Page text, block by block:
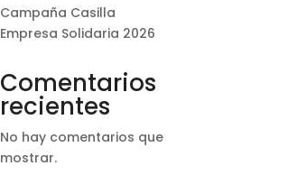
Campaña Casilla
Empresa Solidaria 2026
Comentarios
recientes
No hay comentarios que
mostrar.